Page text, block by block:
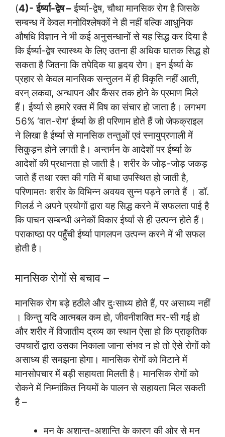
(4)- ईर्ष्या-द्वेष –ईर्ष्या-द्वेष, चौथा मानसिक रोग है जिसके
सम्बन्ध में केवल मनोविश्लेषकों ने ही नहीं बल्कि आधुनिक
औषधि विज्ञान ने भी कई अनुसन्धानों से यह सिद्ध कर दिया है
कि ईर्ष्या-द्वेष स्वास्थ्य के लिए उतना ही अधिक घातक सिद्ध हो
सकता है जितना कि तपेदिक या हृदय रोग। इन ईर्ष्या के
प्रहार से केवल मानसिक सन्तुलन में ही विकृति नहीं आती,
वरन् लकवा, अन्धापन और कैंसर तक होने के प्रमाण मिले
हैं। ईर्ष्या से हमारे रक्त में विष का संचार हो जाता है। लगभग
56% ‘वात-रोग’ ईर्ष्या के ही परिणाम होते हैं जो जेफक्राइल
ने लिखा है ईर्ष्या से मानसिक तन्तुओं एवं स्नायुप्रणाली में
सिकुड़न होने लगती है। अन्तर्मन के आदेशों पर ईर्ष्या के
आदेशों की प्रधानता हो जाती है। शरीर के जोड़-जोड़ जकड़
जाते हैं तथा रक्त की गति में बाधा उपस्थित हो जाती है,
परिणामतः शरीर के विभिन्न अवयव सुन्न पड़ने लगते हैं । डॉ.
गिलर्ड ने अपने प्रयोगों द्वारा यह सिद्ध करने में सफलता पाई है
कि पाचन सम्बन्धी अनेकों विकार ईर्ष्या से ही उत्पन्न होते हैं।
पराकाष्ठा पर पहुँची ईर्ष्या पागलपन उत्पन्न करने में भी सफल
होती है।
मानसिक रोगों से बचाव –
मानसिक रोग बड़े हठीले और दुःसाध्य होते हैं, पर असाध्य नहीं
। किन्तु यदि आत्मबल कम हो, जीवनीशक्ति मर-सी गई हो
और शरीर में विजातीय द्रव्य का स्थान ऐसा हो कि प्राकृतिक
उपचारों द्वारा उसका निकाला जाना संभव न हो तो ऐसे रोगों को
असाध्य ही समझना होगा। मानसिक रोगों को मिटाने में
मानसोपचार में बड़ी सहायता मिलती है। मानसिक रोगों को
रोकने में निम्नांकित नियमों के पालन से सहायता मिल सकती
है –
मन के अशान्त-अशान्ति के कारण की ओर से मन